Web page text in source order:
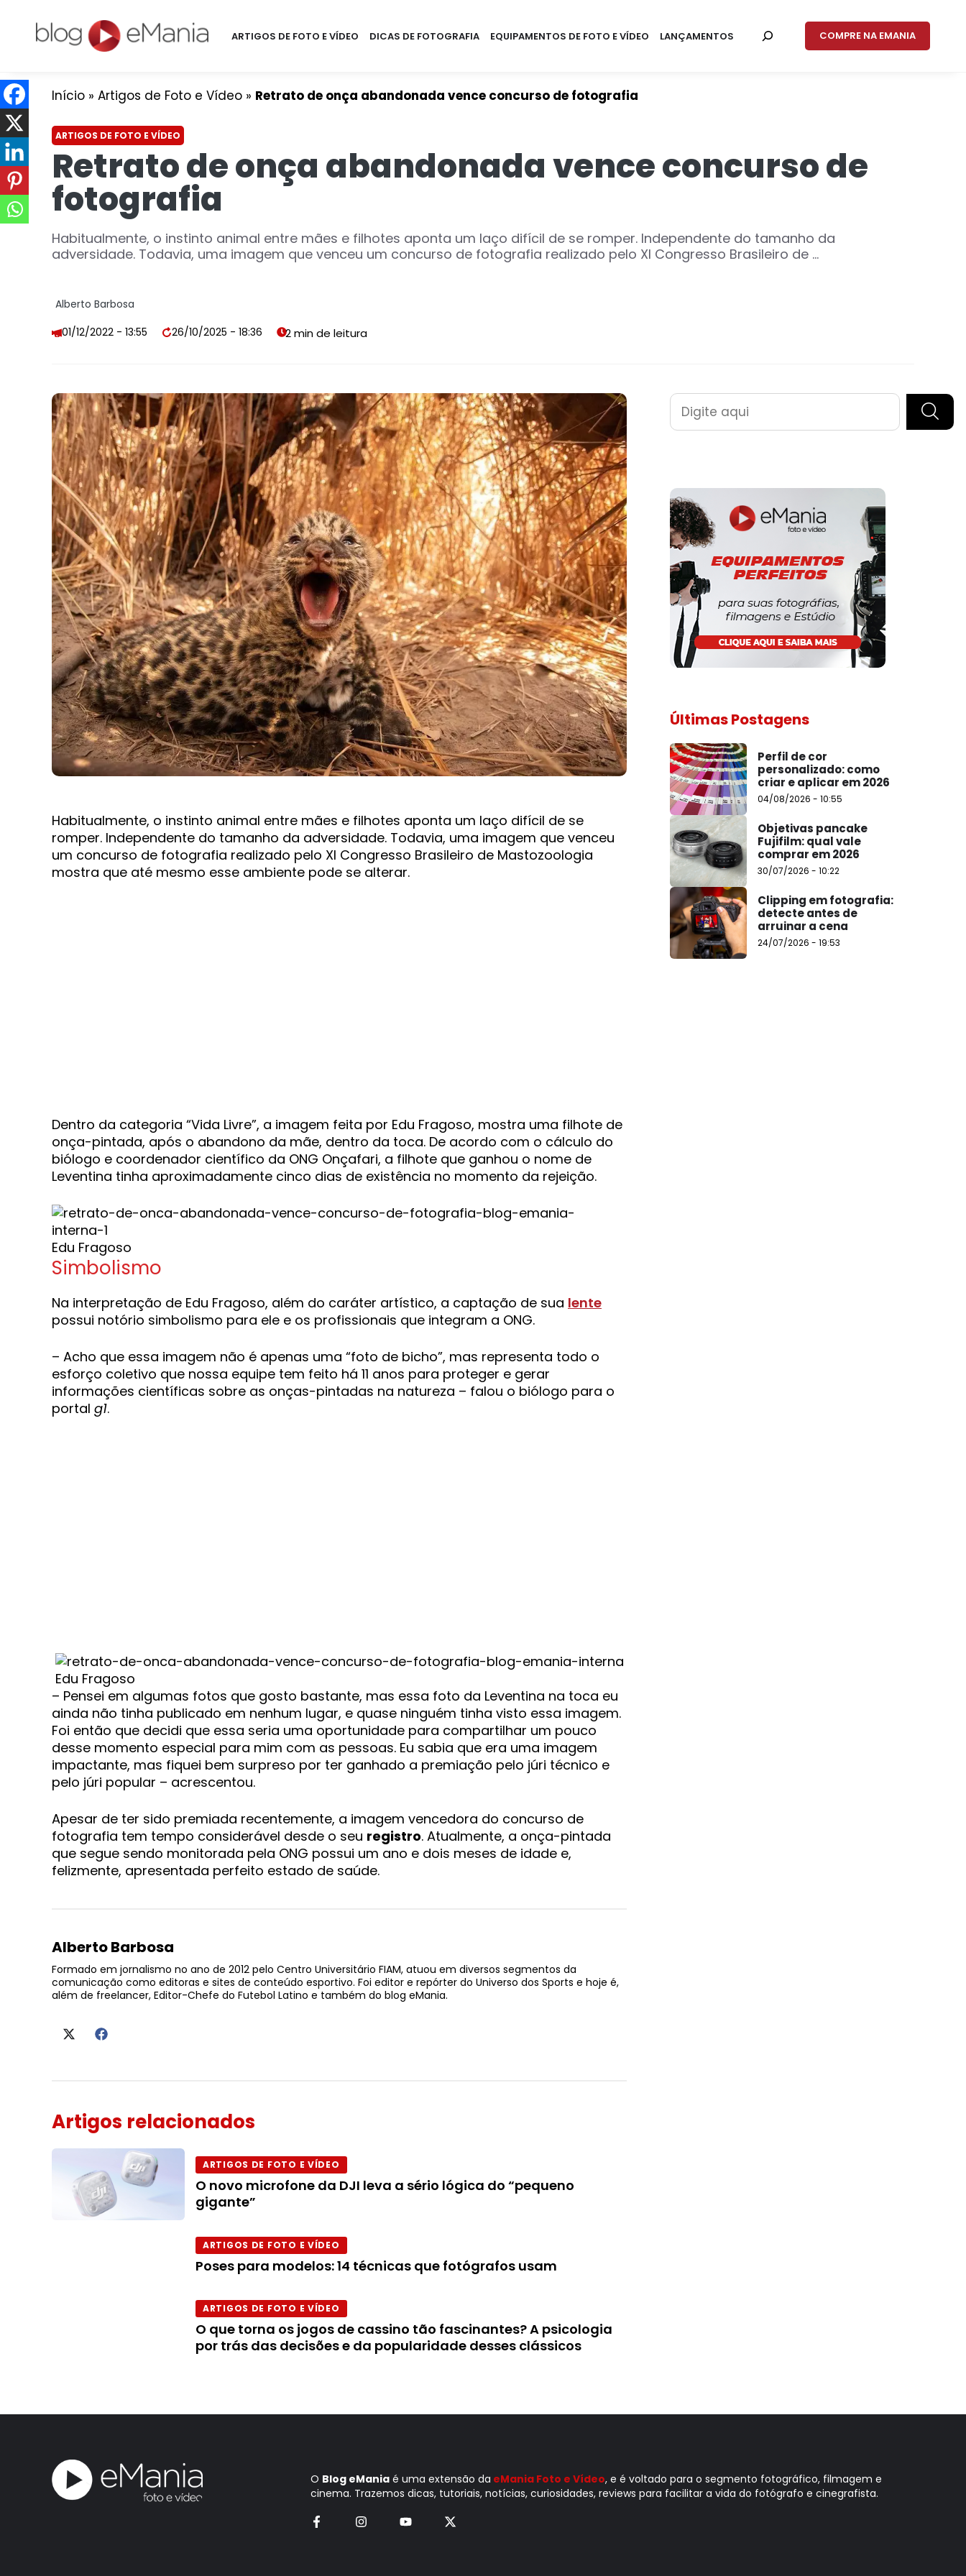
ARTIGOS DE FOTO E VÍDEO DICAS DE FOTOGRAFIA EQUIPAMENTOS DE FOTO E VÍDEO LANÇAMENTOS COMPRE NA EMANIA
Início » Artigos de Foto e Vídeo » Retrato de onça abandonada vence concurso de fotografia
ARTIGOS DE FOTO E VÍDEO
Retrato de onça abandonada vence concurso de
fotografia
Habitualmente, o instinto animal entre mães e filhotes aponta um laço difícil de se romper. Independente do tamanho da
adversidade. Todavia, uma imagem que venceu um concurso de fotografia realizado pelo XI Congresso Brasileiro de ...
Alberto Barbosa
01/12/2022 - 13:55
26/10/2025 - 18:36
Habitualmente, o instinto animal entre mães e filhotes aponta um laço difícil de se
romper. Independente do tamanho da adversidade. Todavia, uma imagem que venceu
um concurso de fotografia realizado pelo XI Congresso Brasileiro de Mastozoologia
mostra que até mesmo esse ambiente pode se alterar.
Dentro da categoria “Vida Livre”, a imagem feita por Edu Fragoso, mostra uma filhote de
onça-pintada, após o abandono da mãe, dentro da toca. De acordo com o cálculo do
biólogo e coordenador científico da ONG Onçafari, a filhote que ganhou o nome de
Leventina tinha aproximadamente cinco dias de existência no momento da rejeição.
Edu Fragoso
Simbolismo
Na interpretação de Edu Fragoso, além do caráter artístico, a captação de sua lente
possui notório simbolismo para ele e os profissionais que integram a ONG.
– Acho que essa imagem não é apenas uma “foto de bicho”, mas representa todo o
esforço coletivo que nossa equipe tem feito há 11 anos para proteger e gerar
informações científicas sobre as onças-pintadas na natureza – falou o biólogo para o
portal g1.
Edu Fragoso
– Pensei em algumas fotos que gosto bastante, mas essa foto da Leventina na toca eu
ainda não tinha publicado em nenhum lugar, e quase ninguém tinha visto essa imagem.
Foi então que decidi que essa seria uma oportunidade para compartilhar um pouco
desse momento especial para mim com as pessoas. Eu sabia que era uma imagem
impactante, mas fiquei bem surpreso por ter ganhado a premiação pelo júri técnico e
pelo júri popular – acrescentou.
Apesar de ter sido premiada recentemente, a imagem vencedora do concurso de
fotografia tem tempo considerável desde o seu registro. Atualmente, a onça-pintada
que segue sendo monitorada pela ONG possui um ano e dois meses de idade e,
felizmente, apresentada perfeito estado de saúde.
Alberto Barbosa
Formado em jornalismo no ano de 2012 pelo Centro Universitário FIAM, atuou em diversos segmentos da
comunicação como editoras e sites de conteúdo esportivo. Foi editor e repórter do Universo dos Sports e hoje é,
além de freelancer, Editor-Chefe do Futebol Latino e também do blog eMania.
Artigos relacionados
ARTIGOS DE FOTO E VÍDEO
O novo microfone da DJI leva a sério lógica do “pequeno
gigante”
ARTIGOS DE FOTO E VÍDEO
Poses para modelos: 14 técnicas que fotógrafos usam
ARTIGOS DE FOTO E VÍDEO
O que torna os jogos de cassino tão fascinantes? A psicologia
por trás das decisões e da popularidade desses clássicos
Pesquisar
Últimas Postagens
Perfil de cor
personalizado: como
criar e aplicar em 2026
04/08/2026 - 10:55
Objetivas pancake
Fujifilm: qual vale
comprar em 2026
30/07/2026 - 10:22
Clipping em fotografia:
detecte antes de
arruinar a cena
24/07/2026 - 19:53
O Blog eMania é uma extensão da eMania Foto e Vídeo, e é voltado para o segmento fotográfico, filmagem e
cinema. Trazemos dicas, tutoriais, notícias, curiosidades, reviews para facilitar a vida do fotógrafo e cinegrafista.